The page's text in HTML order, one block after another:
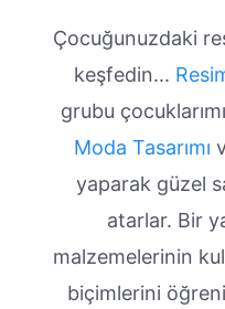
Çocuğunuzdaki
keşfedin...
grubu
Moda Tasarımı
yaparak güzel
atarlar. Bir
malzemelerinin
biçimlerini